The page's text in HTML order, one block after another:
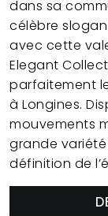
dans sa
célèbre slogan
avec cette
Elegant
parfaitement
à Longines.
mouvements
grande
définition de